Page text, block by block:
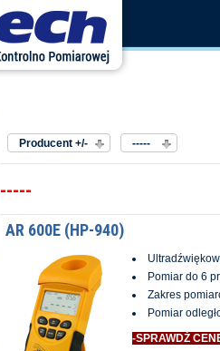
Producent +/-
-----
-----
AR 600E (HP-940)
Pomiar do 6
Zakres
Pomiar
-SPRAWDŹ